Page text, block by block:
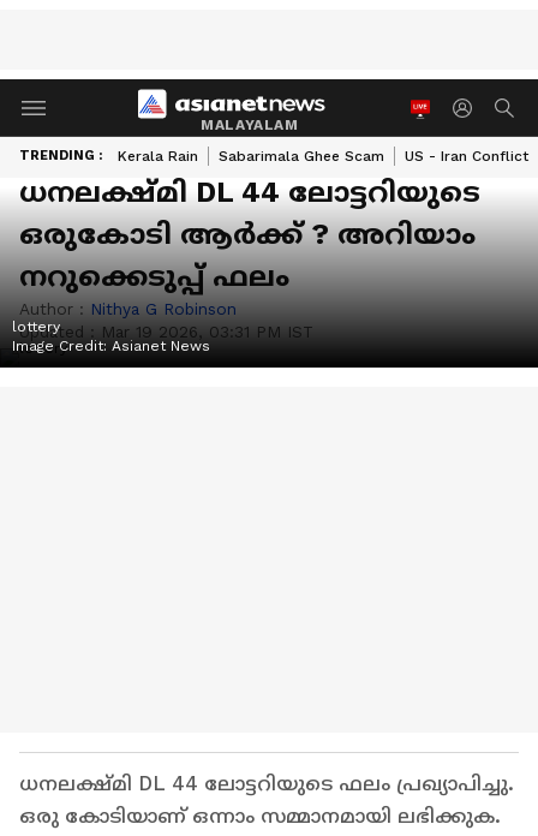
MALAYALAM
TRENDING : Kerala Rain Sabarimala Ghee Scam US - Iran Conflict
ധനലക്ഷ്മി DL 44 ലോട്ടറിയുടെ
ഒരുകോടി ആർക്ക് ? അറിയാം
നറുക്കെടുപ്പ് ഫലം
Author : Nithya G Robinson
Updated : Mar 19 2026, 03:31 PM IST
lottery
Image Credit: Asianet News
ധനലക്ഷ്മി DL 44 ലോട്ടറിയുടെ ഫലം പ്രഖ്യാപിച്ചു.
ഒരു കോടിയാണ് ഒന്നാം സമ്മാനമായി ലഭിക്കുക.